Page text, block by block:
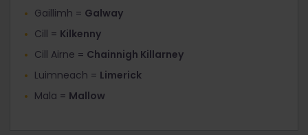
Gaillimh = Galway
Cill = Kilkenny
Cill Airne = Chainnigh Killarney
Luimneach = Limerick
Mala = Mallow